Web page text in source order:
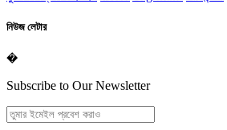
নিউজ লেটার
�
Subscribe to Our Newsletter